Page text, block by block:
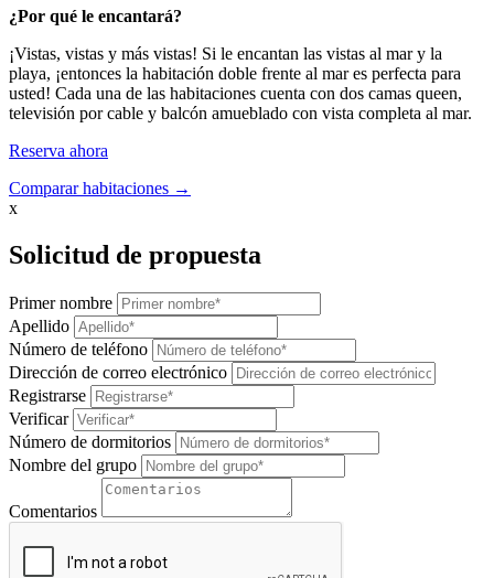
¿Por qué le encantará?
¡Vistas, vistas y más vistas! Si le encantan las vistas al mar y la
playa, ¡entonces la habitación doble frente al mar es perfecta para
usted! Cada una de las habitaciones cuenta con dos camas queen,
televisión por cable y balcón amueblado con vista completa al mar.
Reserva ahora
Comparar habitaciones →
x
Solicitud de propuesta
Primer nombre
Apellido
Número de teléfono
Dirección de correo electrónico
Registrarse
Verificar
Número de dormitorios
Nombre del grupo
Comentarios